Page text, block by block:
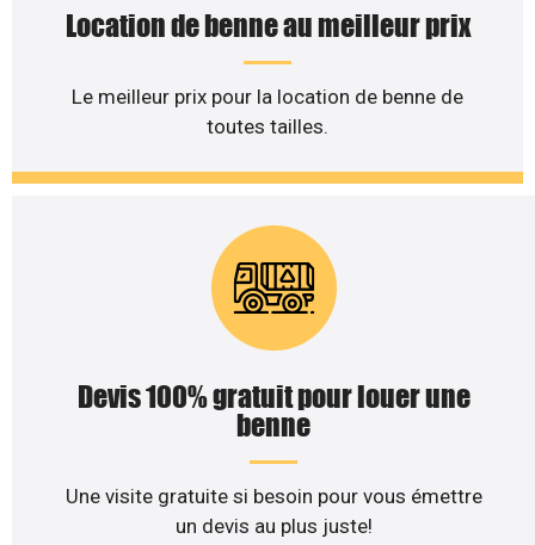
Location de benne au meilleur prix
Le meilleur prix pour la location de benne de
toutes tailles.
Devis 100% gratuit pour louer une
benne
Une visite gratuite si besoin pour vous émettre
un devis au plus juste!